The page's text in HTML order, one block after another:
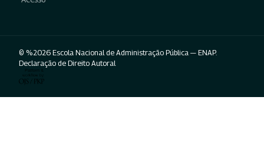
© %2026 Escola Nacional de Administração Pública — ENAP.
Declaração de Direito Autoral